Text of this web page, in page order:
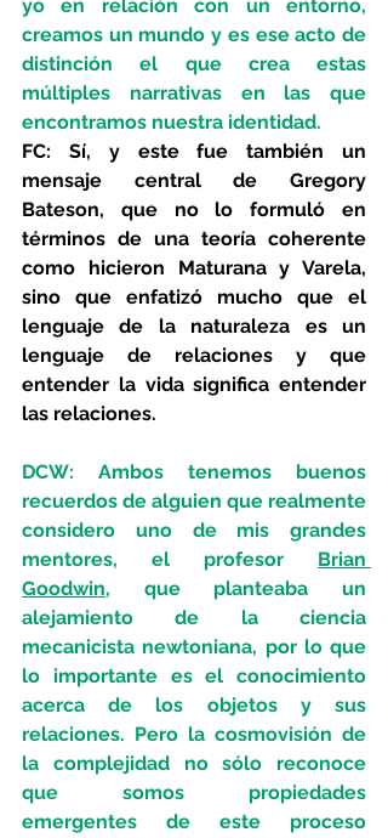
yo en relación con un entorno,
creamos un mundo y es ese acto de
distinción el que crea estas
múltiples narrativas en las que
encontramos nuestra identidad.
FC: Sí, y este fue también un
mensaje central de Gregory
Bateson, que no lo formuló en
términos de una teoría coherente
como hicieron Maturana y Varela,
sino que enfatizó mucho que el
lenguaje de la naturaleza es un
lenguaje de relaciones y que
entender la vida significa entender
las relaciones.
DCW: Ambos tenemos buenos
recuerdos de alguien que realmente
considero uno de mis grandes
mentores, el profesor Brian
Goodwin, que planteaba un
alejamiento de la ciencia
mecanicista newtoniana, por lo que
lo importante es el conocimiento
acerca de los objetos y sus
relaciones. Pero la cosmovisión de
la complejidad no sólo reconoce
que somos propiedades
emergentes de este proceso